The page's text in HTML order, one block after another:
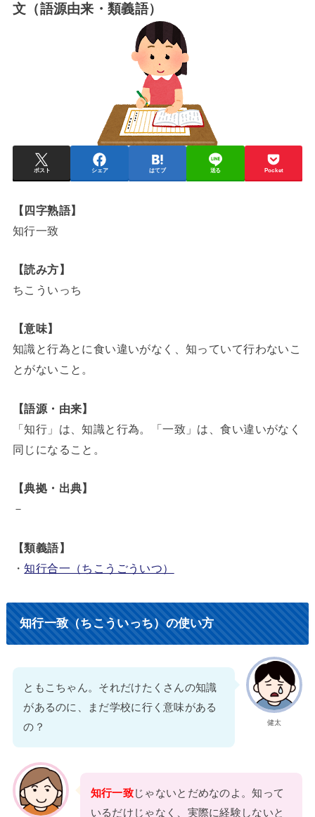
文（語源由来・類義語）
ポスト シェア はてブ 送る Pocket
【四字熟語】
知行一致
【読み方】
ちこういっち
【意味】
知識と行為とに食い違いがなく、知っていて行わないこ
とがないこと。
【語源・由来】
「知行」は、知識と行為。「一致」は、食い違いがなく
同じになること。
【典拠・出典】
－
【類義語】
・知行合一（ちこうごういつ）
知行一致（ちこういっち）の使い方
健太
ともこちゃん。それだけたくさんの知識
があるのに、まだ学校に行く意味がある
の？
知行一致じゃないとだめなのよ。知って
いるだけじゃなく、実際に経験しないと